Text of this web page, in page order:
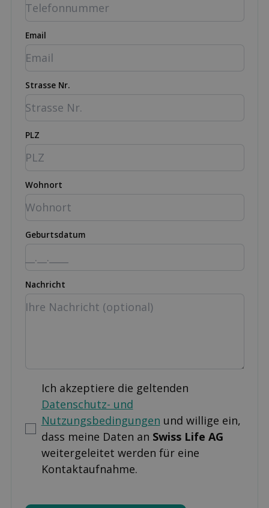
Email
Strasse Nr.
PLZ
Wohnort
Geburtsdatum
Nachricht
Ich akzeptiere die geltenden
Datenschutz- und
Nutzungsbedingungen und willige ein,
dass meine Daten an Swiss Life AG
weitergeleitet werden für eine
Kontaktaufnahme.